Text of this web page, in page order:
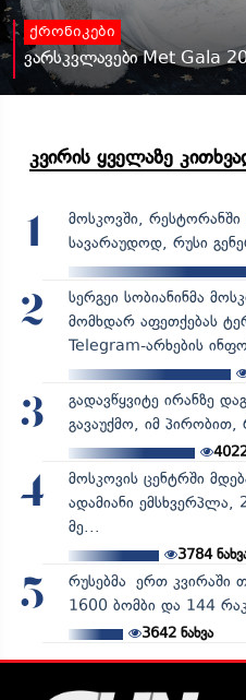
ქრონიკები
ვარსკვლავები Met Gala
კვირის ყველაზე
1
მოსკოვში, რესტორანში
სავარაუდოდ, რუსი
2
სერგეი სობიანინმა
მომხდარ აფეთქებას
Telegram-არხების
3
გადავწყვიტე ირანზე
გავაუქმო, იმ პირობით,
4
მოსკოვის ცენტრში
ადამიანი
მე...
3784
5
რუსებმა ერთ კვირაში
1600 ბომბი და 144
3642ნახვა